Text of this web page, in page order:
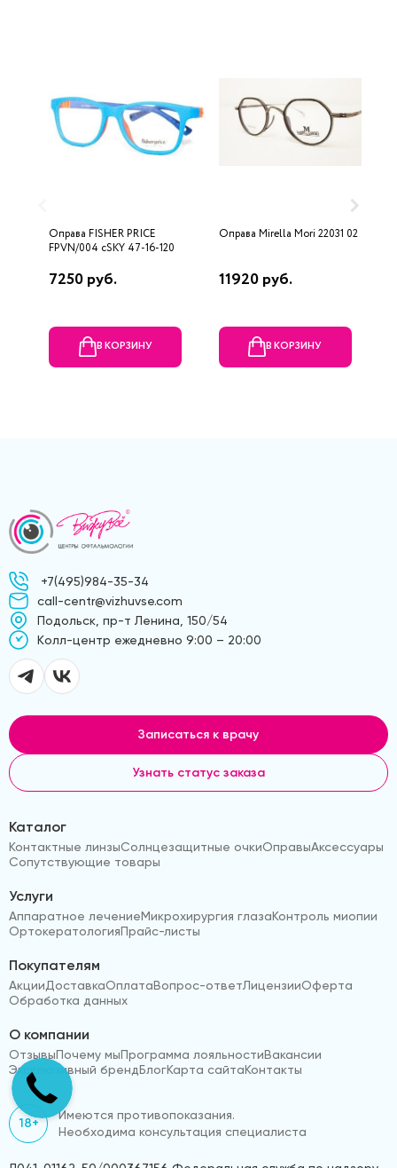
Оправа FISHER PRICE
FPVN/004 cSKY 47-16-120
7250 руб.
В КОРЗИНУ
Оправа Mirella Mori 22031 02
11920 руб.
В КОРЗИНУ
+7(495)984-35-34
call-centr@vizhuvse.com
Подольск, пр-т Ленина, 150/54
Kолл-центр ежедневно 9:00 – 20:00
Записаться к врачу
Узнать статус заказа
Каталог
Контактные линзыСолнцезащитные очкиОправыАксессуары
Сопутствующие товары
Услуги
Аппаратное лечениеМикрохирургия глазаКонтроль миопии
ОртокератологияПрайс-листы
Покупателям
АкцииДоставкаОплатаВопрос-ответЛицензииОферта
Обработка данных
О компании
ОтзывыПочему мыПрограмма лояльностиВакансии
Эксклюзивный брендБлогКарта сайтаКонтакты
18+
Имеются противопоказания.
Необходима консультация специалиста